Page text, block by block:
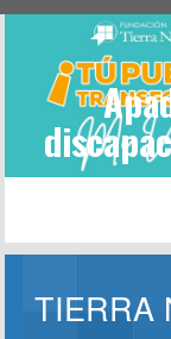
TIERRA